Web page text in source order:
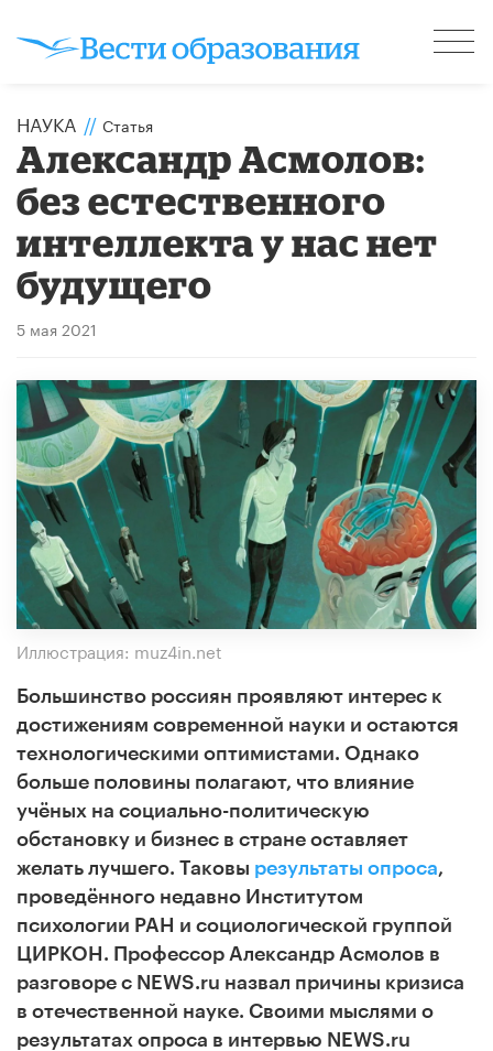
НАУКА // Статья
Александр Асмолов:
без естественного
интеллекта у нас нет
будущего
5 мая 2021
Иллюстрация: muz4in.net
Большинство россиян проявляют интерес к
достижениям современной науки и остаются
технологическими оптимистами. Однако
больше половины полагают, что влияние
учёных на социально-политическую
обстановку и бизнес в стране оставляет
желать лучшего. Таковы результаты опроса,
проведённого недавно Институтом
психологии РАН и социологической группой
ЦИРКОН. Профессор Александр Асмолов в
разговоре с NEWS.ru назвал причины кризиса
в отечественной науке. Своими мыслями о
результатах опроса в интервью NEWS.ru